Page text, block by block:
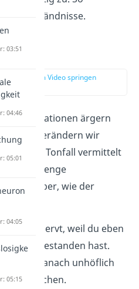
Missverständnisse.
zur Stelle im Video springen
(01:35)
in Situationen ärgern
sind, verändern wir
Der Tonfall vermittelt
eine Menge
darüber, wie der
sieht.
bist genervt, weil du eben
nicht bestanden hast.
du danach unhöflich
03:51
04:46
05:01
04:05
05:15